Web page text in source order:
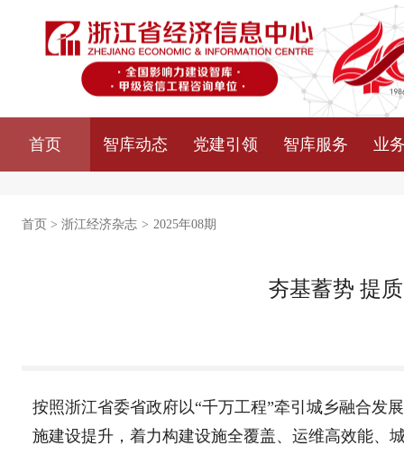
首页 智库动态 党建引领 智库服务 业
首页 > 浙江经济杂志 > 2025年08期
夯基蓄势 提
按照浙江省委省政府以“千万工程”牵引城乡融合
施建设提升，着力构建设施全覆盖、运维高效能、